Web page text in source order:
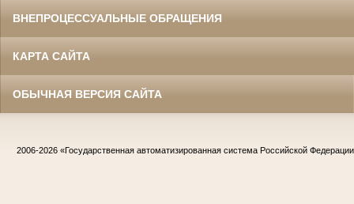
ВНЕПРОЦЕССУАЛЬНЫЕ ОБРАЩЕНИЯ
КАРТА САЙТА
ОБЫЧНАЯ ВЕРСИЯ САЙТА
2006-2026 «Государственная автоматизированная система Российской